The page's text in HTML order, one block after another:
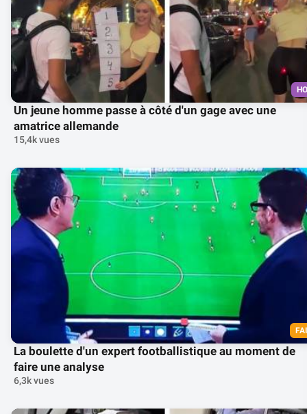
Un jeune homme passe à côté d'un gage avec une
amatrice allemande
15,4k vues
La boulette d'un expert footballistique au moment de
faire une analyse
6,3k vues